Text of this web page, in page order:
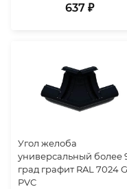
637 ₽
Угол желоба
универсальный более
град графит RAL 7024
PVC